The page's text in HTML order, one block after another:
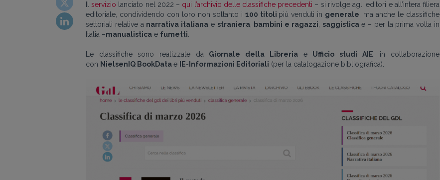
Ilservizio lanciato nel 2022 – qui l’archivio delle classifiche precedenti – si rivolge agli editori e all’intera filiera
editoriale, condividendo con loro non soltanto i 100 titoli più venduti in generale , ma anche le classifiche
settoriali relative a narrativa italiana e straniera, bambini e ragazzi saggisticae – per la prima volta in
Italia –manualistica e fumetti
Le classifiche sono realizzate da Giornale della Libreria e Ufficio studi AIE , in collaborazione
con NielsenIQ BookDatae IE-Informazioni Editoriali (per la catalogazione bibliografica).